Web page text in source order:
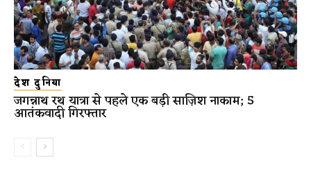
देश दुनिया
जगन्नाथ रथ यात्रा से पहले एक बड़ी साज़िश नाकाम; 5
आतंकवादी गिरफ्तार